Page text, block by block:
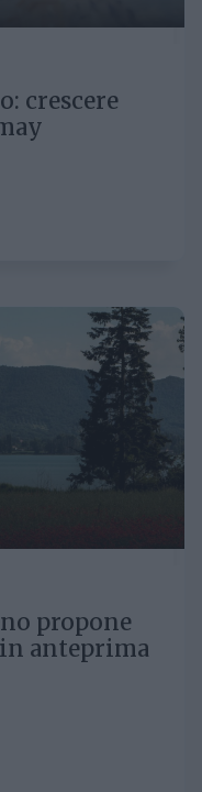
crescere
propone
anteprima